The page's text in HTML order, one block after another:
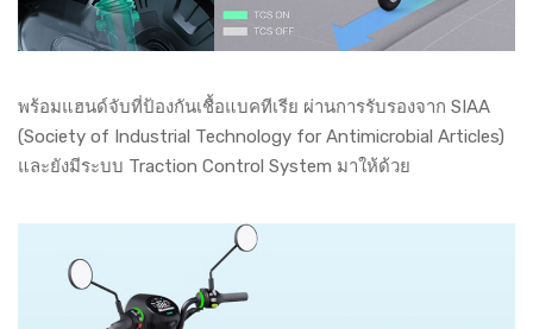
พร้อมแฮนด์จับที่ป้องกันเชื้อแบคทีเรีย ผ่านการรับรองจาก SIAA
(Society of Industrial Technology for Antimicrobial Articles)
และยังมีระบบ Traction Control System มาให้ด้วย